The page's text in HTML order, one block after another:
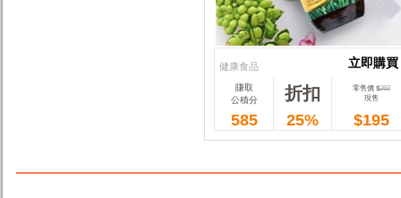
健康食品
立即購買
立即購買
賺取
公積分
折扣 零售價 $260
現售
585 25% $195